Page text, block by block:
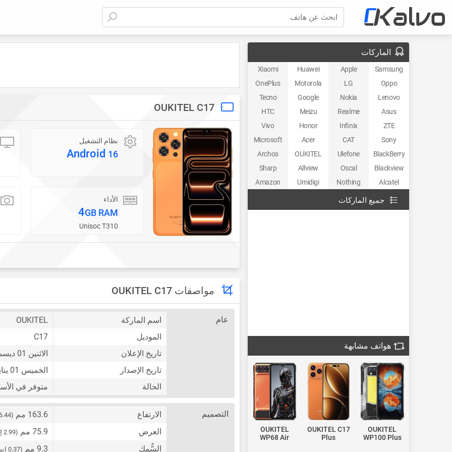
ابحث عن هاتف
OUKITEL C17
نظام التشغيل
Android 16
الأداء
4GB RAM
Unisoc T310
مواصفات OUKITEL C17
عام اسم الماركة
OUKITEL
الموديل
C17
تاريخ الإعلان
الاثنين 01 ديسمبر 2025
تاريخ الإصدار
الخميس 01 يناير 2026
الحالة
متوفر في
التصميم الارتفاع 163.6 مم (6.44 إنش)
العرض 75.9 مم (2.99 إنش)
السُّمك 9.3 مم (0.37 إنش)
الماركات
Samsung
Apple
Huawei
Xiaomi
Oppo
LG
Motorola
OnePlus
Lenovo
Nokia
Google
Tecno
Asus
Realme
Meizu
HTC
ZTE
Infinix
Honor
Vivo
Sony
CAT
Acer
Microsoft
BlackBerry
Ulefone
OUKITEL
Archos
Blackview
Oscal
Allview
Sharp
Alcatel
Nothing
Umidigi
Amazon
جميع الماركات
هواتف مشابهة
OUKITEL
WP100 Plus
OUKITEL C17
Plus
OUKITEL
WP68 Air